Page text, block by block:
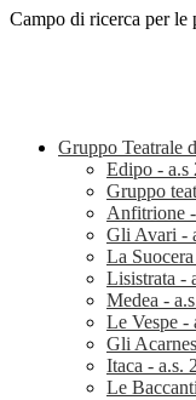
Campo di ricerca per le
Gruppo Teatrale
Edipo - a.s
Gruppo
Anfitrione
Gli Avari -
La
Lisistrata -
Medea -
Le Vespe -
Gli
Itaca - a.s.
Le